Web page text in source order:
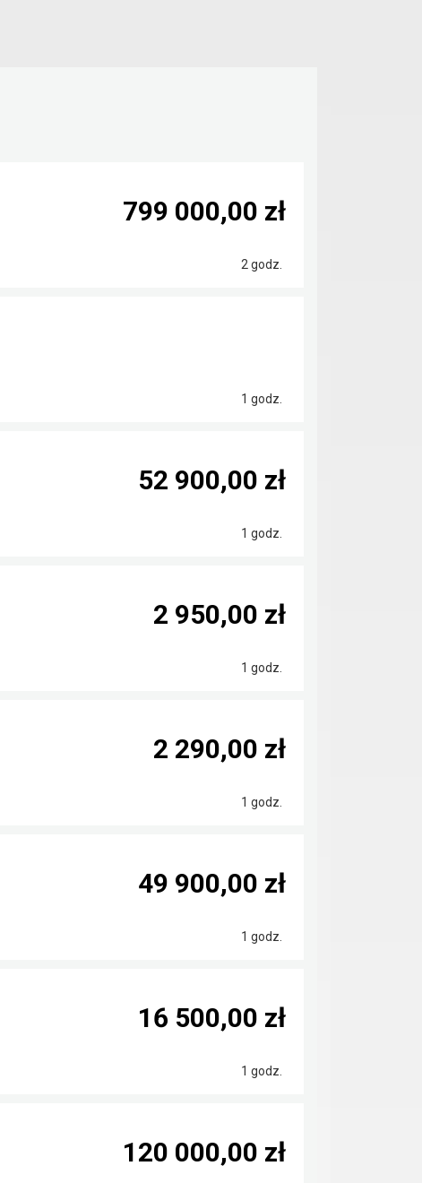
2 godz.
799 000,00 zł
1 godz.
1 godz.
52 900,00 zł
1 godz.
2 950,00 zł
1 godz.
2 290,00 zł
1 godz.
49 900,00 zł
1 godz.
16 500,00 zł
120 000,00 zł